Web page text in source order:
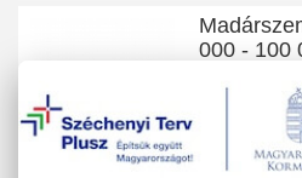
000 - 100
1.350 Ft